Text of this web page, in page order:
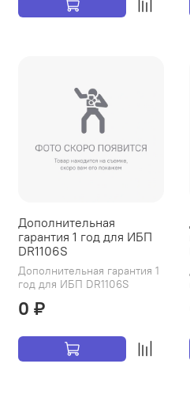
Дополнительная
гарантия 1 год для ИБП
DR1106S
Дополнительная гарантия 1
год для ИБП DR1106S
0 ₽